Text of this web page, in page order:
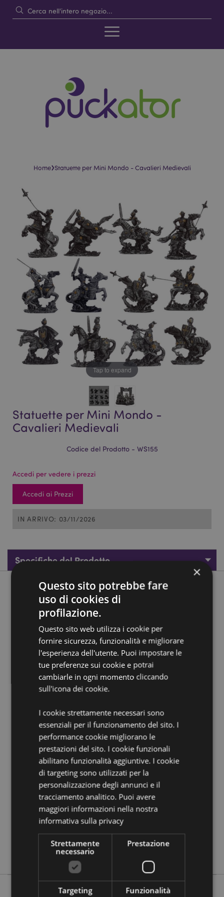
Home›Statuette per Mini Mondo - Cavalieri Medievali
alla
della
galleria
immagini
all'inizio
galleria
immagini
Tap to expand
Statuette per Mini Mondo -
Cavalieri Medievali
Codice del Prodotto - WS155
Accedi per vedere i prezzi
Accedi ai Prezzi
IN ARRIVO: 03/11/2026
Specifiche del Prodotto
Descrizione del Prodotto
Statuette per Mini Mondo - Cavalieri Medievali
Materiale:Resina
Informazioni sul Prodotto:Solo statuette, il display non
è incluso.
Informazioni Aggiuntive:
Vuoi informazioni su come inoltrare un ordine
guida all'acquisto.
Dettagli del Prodotto
Informazioni
Aggiuntive
Altezza 6-9cm Larghezza 6-8cm Profondità
5055071750373
192
0.050000
No
No
×
Questo sito potrebbe fare
uso di cookies di
profilazione.
Questo sito web utilizza i cookie per
fornire sicurezza, funzionalità e migliorare
l'esperienza dell'utente. Puoi impostare le
tue preferenze sui cookie e potrai
cambiarle in ogni momento cliccando
sull'icona dei cookie.
I cookie strettamente necessari sono
essenziali per il funzionamento del sito. I
performance cookie migliorano le
prestazioni del sito. I cookie funzionali
abilitano funzionalità aggiuntive. I cookie
di targeting sono utilizzati per la
personalizzazione degli annunci e il
tracciamento analitico. Puoi avere
maggiori informazioni nella nostra
informativa sulla privacy
Strettamente
necessario
Prestazione
Targeting Funzionalità